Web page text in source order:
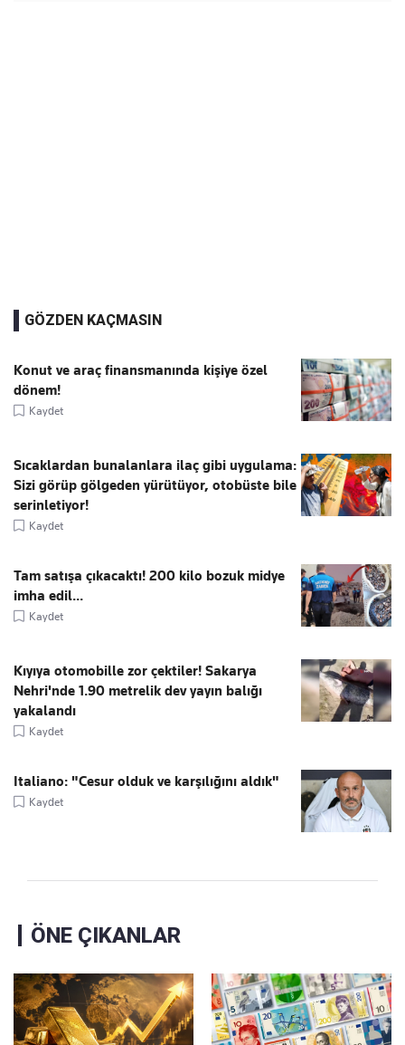
GÖZDEN KAÇMASIN
Konut ve araç finansmanında kişiye özel
dönem!
Kaydet
Sıcaklardan bunalanlara ilaç gibi uygulama:
Sizi görüp gölgeden yürütüyor, otobüste bile
serinletiyor!
Kaydet
Tam satışa çıkacaktı! 200 kilo bozuk midye
imha edil...
Kaydet
Kıyıya otomobille zor çektiler! Sakarya
Nehri'nde 1.90 metrelik dev yayın balığı
yakalandı
Kaydet
Italiano: "Cesur olduk ve karşılığını aldık"
Kaydet
ÖNE ÇIKANLAR